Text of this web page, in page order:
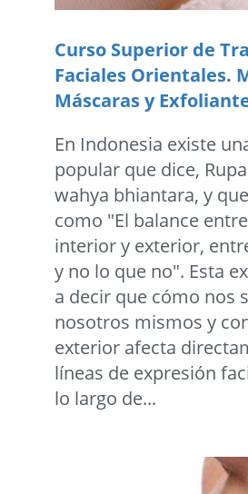
Curso Superior de
Faciales Orientales.
Máscaras y
En Indonesia existe
popular que dice,
wahya bhiantara, y
como "El balance
interior y exterior,
y no lo que no". Esta
a decir que cómo nos
nosotros mismos y
exterior afecta
líneas de expresión
lo largo de...